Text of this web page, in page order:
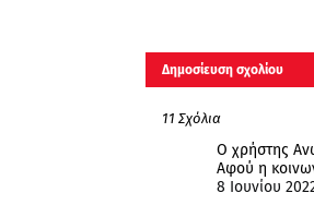
Δημοσίευση σχολίου
11 Σχόλια
Ο χρήστης
Αφού η
8 Ιουνίου